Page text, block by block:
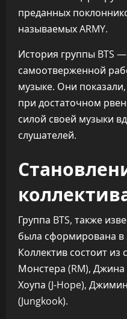
преданных
называемых ARMY.
История группы BTS
самоотверженной
музыке. Они
при достаточном
силой своей музыки
слушателей.
Группа BTS, также
была сформирована
Коллектив состоит из
Монстера (RM), Джина
Хоупа (J-Hope),
(Jungkook).